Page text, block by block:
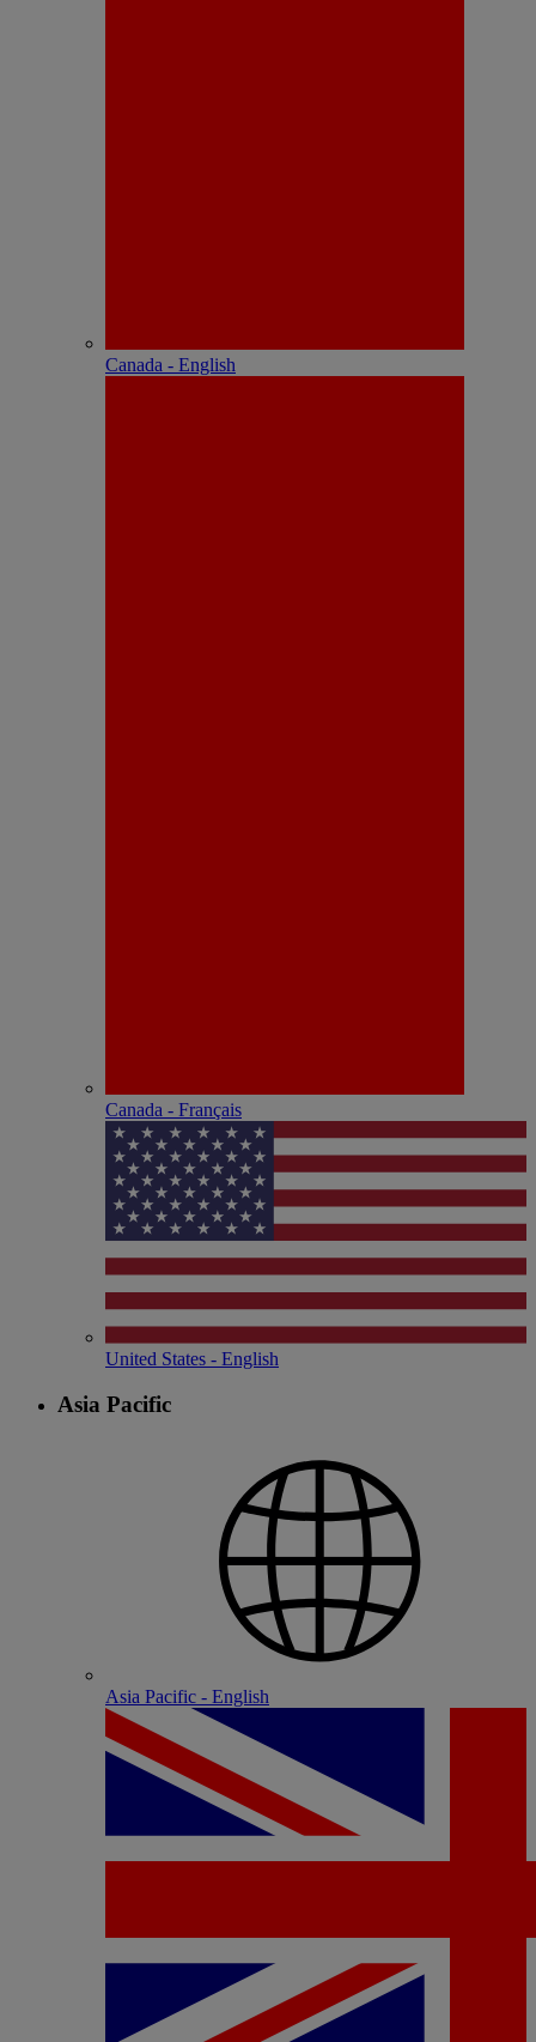
Canada - English
Canada - Français
United States - English
Asia Pacific
Asia Pacific - English